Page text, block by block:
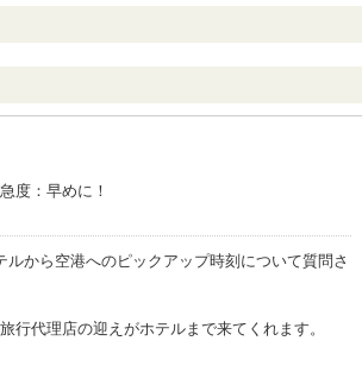
度：早めに！
から空港へのピックアップ時刻について質問さ
代理店の迎えがホテルまで来てくれます。